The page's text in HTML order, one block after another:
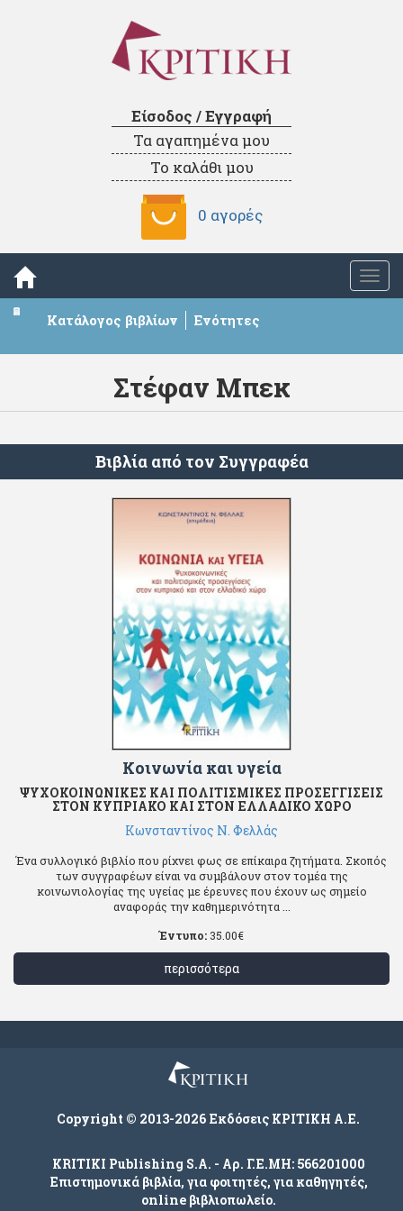
Είσοδος / Εγγραφή
Τα αγαπημένα μου
Το καλάθι μου
0 αγορές
Κατάλογος βιβλίων Ενότητες
Στέφαν Μπεκ
Βιβλία από τον Συγγραφέα
Κοινωνία και υγεία
ΨΥΧΟΚΟΙΝΩΝΙΚΕΣ ΚΑΙ ΠΟΛΙΤΙΣΜΙΚΕΣ ΠΡΟΣΕΓΓΙΣΕΙΣ
ΣΤΟΝ ΚΥΠΡΙΑΚΟ ΚΑΙ ΣΤΟΝ ΕΛΛΑΔΙΚΟ ΧΩΡΟ
Κωνσταντίνος Ν. Φελλάς
Ένα συλλογικό βιβλίο που ρίχνει φως σε επίκαιρα ζητήματα. Σκοπός
των συγγραφέων είναι να συμβάλουν στον τομέα της
κοινωνιολογίας της υγείας με έρευνες που έχουν ως σημείο
αναφοράς την καθημερινότητα ...
Έντυπο: 35.00€
περισσότερα
Copyright © 2013-2026 Εκδόσεις ΚΡΙΤΙΚΗ Α.Ε.
KRITIKI Publishing S.A. - Αρ. Γ.Ε.ΜΗ: 566201000
Επιστημονικά βιβλία, για φοιτητές, για καθηγητές,
online βιβλιοπωλείο.